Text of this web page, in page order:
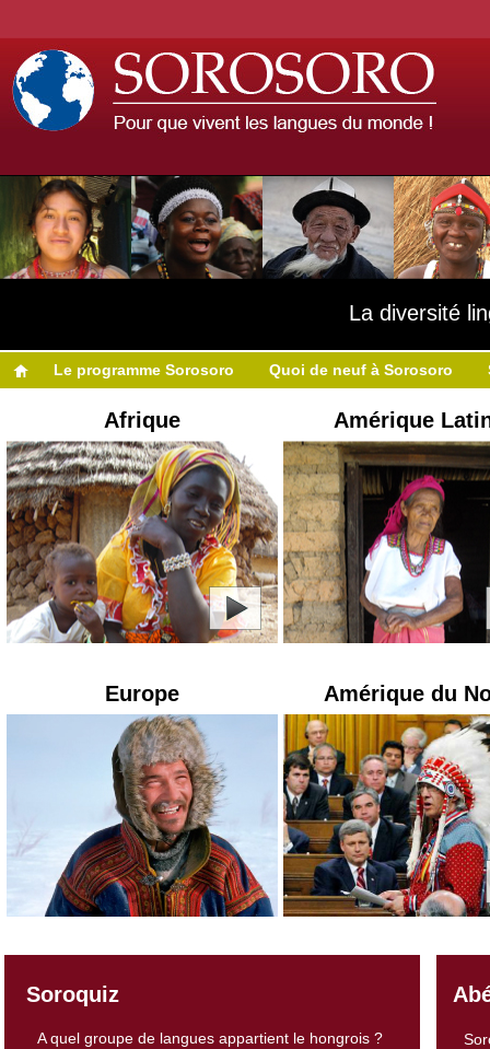
La diversité
Le programme Sorosoro Quoi de neuf à Sorosoro
Afrique Amérique
Europe Amérique du
Soroquiz
A quel groupe de langues appartient le hongrois ?